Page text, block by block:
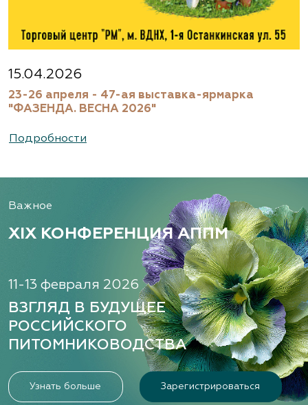
15.04.2026
23-26 апреля - 47-ая выставка-ярмарка
"ФАЗЕНДА. ВЕСНА 2026"
Подробности
Важное
XIX КОНФЕРЕНЦИЯ АППМ
11-13 февраля 2026
ВЗГЛЯД В БУДУЩЕЕ
РОССИЙСКОГО
ПИТОМНИКОВОДСТВА
Узнать больше Зарегистрироваться